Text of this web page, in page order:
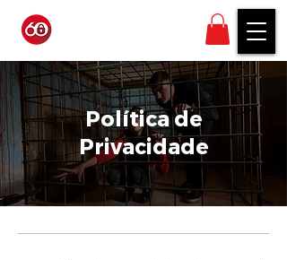
Política de
Privacidade